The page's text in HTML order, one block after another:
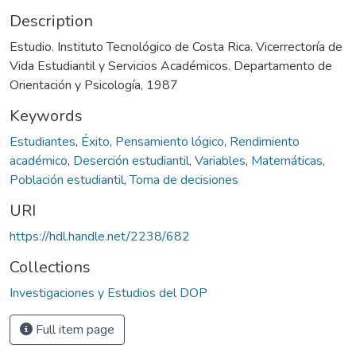
Description
Estudio. Instituto Tecnológico de Costa Rica. Vicerrectoría de
Vida Estudiantil y Servicios Académicos. Departamento de
Orientación y Psicología, 1987
Keywords
Estudiantes, Éxito, Pensamiento lógico, Rendimiento
académico, Deserción estudiantil, Variables, Matemáticas,
Población estudiantil,Toma de decisiones
URI
https://hdl.handle.net/2238/682
Collections
Investigaciones y Estudios del DOP
Full item page